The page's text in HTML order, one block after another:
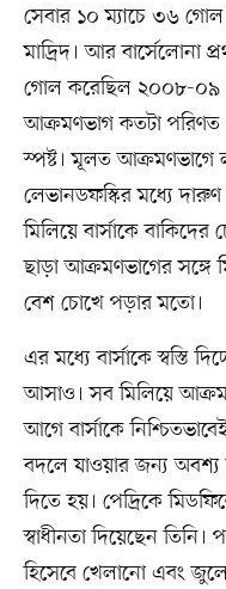
সেবার ১০ ম্যাচে ৩৬ গোল
মাদ্রিদ। আর বার্সেলোনা
গোল করেছিল ২০০৮-০৯
আক্রমণভাগ কতটা পরিণত
স্পষ্ট। মূলত আক্রমণভাগে
লেভানডফস্কির মধ্যে
মিলিয়ে বার্সাকে
ছাড়া আক্রমণভাগের সঙ্গে
বেশ চোখে পড়ার মতো।
এর মধ্যে বার্সাকে স্বস্তি
আসাও। সব মিলিয়ে
আগে বার্সাকে
বদলে যাওয়ার জন্য
দিতে হয়। পেদ্রিকে
স্বাধীনতা দিয়েছেন
হিসেবে খেলানো এবং